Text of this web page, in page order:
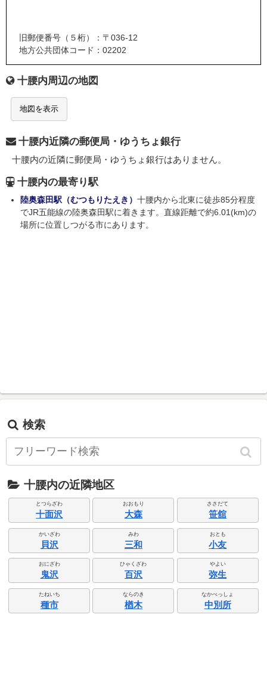
旧郵便番号（５桁）：〒036-12
地方公共団体コード：02202
十腰内周辺の地図
地図を表示
十腰内近隣の郵便局・ゆうちょ銀行
十腰内の近隣に郵便局・ゆうちょ銀行はありません。
十腰内の最寄り駅
陸奥森田駅（むつもりたえき） 十腰内から北東に徒歩85分程度
でJR五能線の陸奥森田駅に着きます。直線距離で約6.01(km)の
場所に位置しつがる市にあります。
検索
十腰内の近隣地区
とつらざわ
十面沢
おおもり
大森
ささだて
笹舘
かいざわ
貝沢
みわ
三和
おとも
小友
おにざわ
鬼沢
ひゃくざわ
百沢
やよい
弥生
たねいち
種市
ならのき
楢木
なかべっしょ
中別所